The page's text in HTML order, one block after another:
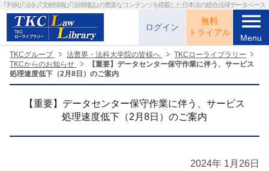
｢判例｣｢法令｣｢文献情報｣｢法律雑誌｣の豊富なコンテンツを搭載した日本法の総合法律データベース
ログイン
無料
トライアル
menu
Menu
TKCグループ 法曹界・法科大学院の皆様へ
TKCローライブラリー
TKCからのお知らせ
【重要】データセンター保守作業に伴う、サービス
処理速度低下（2月8日）のご案内
【重要】データセンター保守作業に伴う、サービス
処理速度低下（2月8日）のご案内
2024年 1月26日